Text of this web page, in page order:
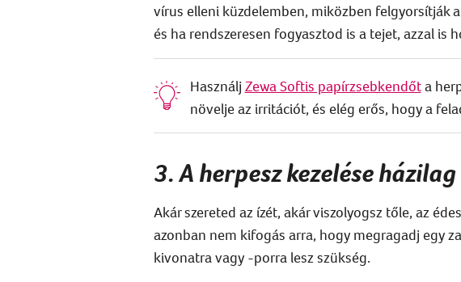
vírus elleni küzdelemben, miközben felgyorsítják
és ha rendszeresen fogyasztod is a tejet, azzal is
Használj Zewa Softis papírzsebkendőta
növelje az irritációt, és elég erős, hogy a
3. A herpesz kezelése
Akár szereted az ízét, akár viszolyogsz tőle, az
azonban nem kifogás arra, hogy megragadj egy
kivonatra vagy -porra lesz szükség.